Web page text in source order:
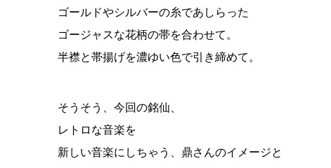
ゴールドやシルバーの糸であしらった
ゴージャスな花柄の帯を合わせて。
半襟と帯揚げを濃ゆい色で引き締めて。
そうそう、今回の銘仙、
レトロな音楽を
新しい音楽にしちゃう、鼎さんのイメージと